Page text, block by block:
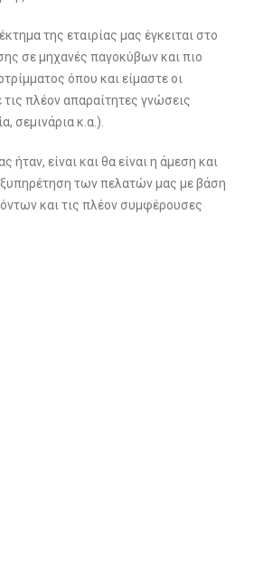
της εταιρίας μας έγκειται στο
σε μηχανές παγοκύβων και πιο
όπου και είμαστε οι
πλέον απαραίτητες γνώσεις
σεμινάρια κ.α.).
ήταν, είναι και θα είναι η άμεση και
των πελατών μας με βάση
και τις πλέον συμφέρουσες